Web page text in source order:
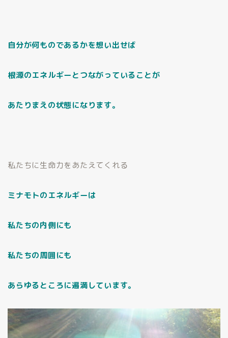
自分が何ものであるかを想い出せば
根源のエネルギーとつながっていることが
あたりまえの状態になります。
私たちに生命力をあたえてくれる
ミナモトのエネルギーは
私たちの内側にも
私たちの周囲にも
あらゆるところに遍満しています。